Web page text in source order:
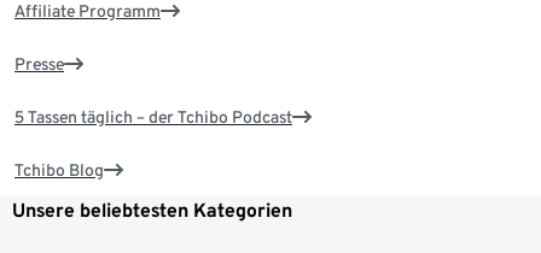
Affiliate Programm
Presse
5 Tassen täglich – der Tchibo Podcast
Tchibo Blog
Unsere beliebtesten Kategorien